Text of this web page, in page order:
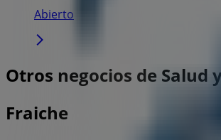
Abierto
Otros negocios de Salud
Fraiche